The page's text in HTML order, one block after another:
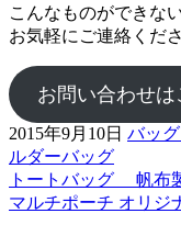
こんなものができな
お気軽にご連絡くださ
お問い合わせは
2015年9月10日 バッ
ルダーバッグ
前
後
トートバッグ 帆布
マルチポーチ オリジ